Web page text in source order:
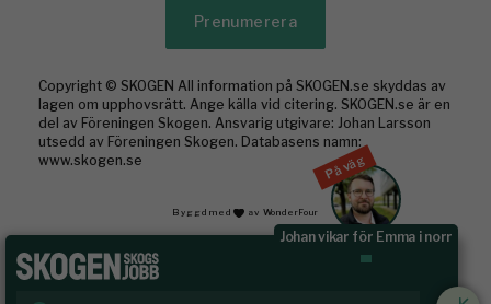
På väg
Johan vikar för Emma i norr
Prenumerera
Copyright © SKOGEN All information på SKOGEN.se skyddas av
lagen om upphovsrätt. Ange källa vid citering. SKOGEN.se är en
del av Föreningen Skogen. Ansvarig utgivare: Johan Larsson
utsedd av Föreningen Skogen. Databasens namn:
www.skogen.se
Byggd med av WonderFour